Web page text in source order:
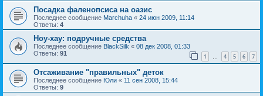
Посадка фаленопсиса на оазис
Последнее сообщение Marchuha « 24 июн 2009, 11:14
Ответы: 4
Ноу-хау: подручные средства
Последнее сообщение BlackSilk « 08 дек 2008, 01:33
Ответы: 91 1 4 5 6 7
Отсаживание "правильных" деток
Последнее сообщение Юли « 11 сен 2008, 15:44
Ответы: 9